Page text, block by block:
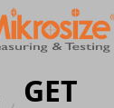
GET